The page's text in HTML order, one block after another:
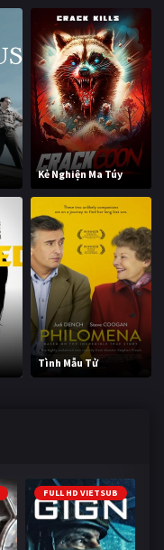
Kẻ Nghiện Ma Túy
Tình Mẫu Tử
FULL HD VIETSUB